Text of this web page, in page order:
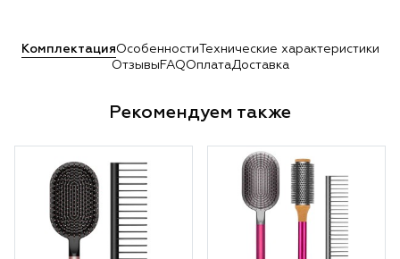
КомплектацияОсобенности Технические характеристики
Отзывы FAQОплатаДоставка
Рекомендуем также